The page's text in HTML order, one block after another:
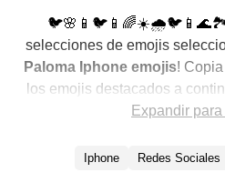
selecciones de emojis
Paloma Iphone emojis!
los emojis destacados a
conversaciones para un
mostrando primero los más
Expandir
Iphone Redes Sociales